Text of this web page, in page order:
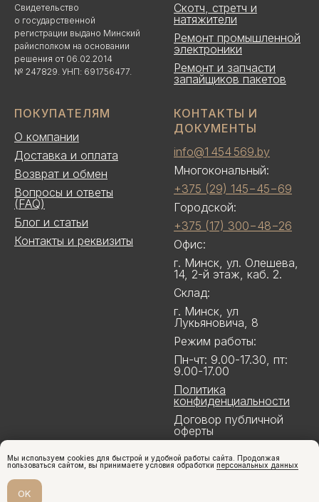
Мы используем cookies для быстрой и удобной работы сайта. Продолжая
пользоваться сайтом, вы принимаете условия обработки персональных данных
OK
Свидетельство
о государственной
регистрации выдано Минский
райисполком на основании
решения от 06.02.2014
№ 247829. УНП: 691756477.
Скотч, стретч и
натяжители
Ремонт промышленной
электроники
Ремонт и запчасти
запайщиков пакетов
ПОКУПАТЕЛЯМ
О компании
Доставка и оплата
Возврат и обмен
Вопросы и ответы
(FAQ)
Блог и статьи
Контакты и реквизиты
КОНТАКТЫ И
ДОКУМЕНТЫ
info@1 454 569.by
Многокональный:
+375 (29) 145−45−69
Городской:
+375 (17) 300−48−26
Офис:
г. Минск, ул. Олешева,
14, 2-й этаж, каб. 2.
Склад:
г. Минск, ул
Лукьяновича, 8
Режим работы:
Пн-чт: 9.00-17.30, пт:
9.00-17.00
Политика
конфиденциальности
Договор публичной
оферты